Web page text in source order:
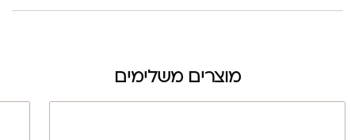
מוצרים משלימים